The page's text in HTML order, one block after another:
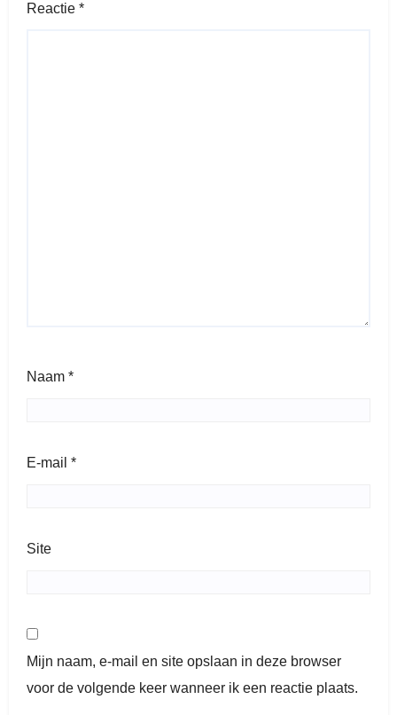
Reactie *
Naam *
E-mail *
Site
Mijn naam, e-mail en site opslaan in deze browser
voor de volgende keer wanneer ik een reactie plaats.